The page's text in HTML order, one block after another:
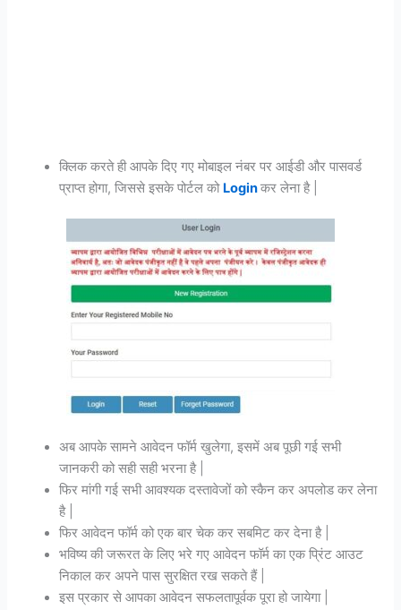
क्लिक करते ही आपके दिए गए मोबाइल नंबर पर आईडी और पासवर्ड
प्राप्त होगा, जिससे इसके पोर्टल को Loginकर लेना है |
अब आपके सामने आवेदन फॉर्म खुलेगा, इसमें अब पूछी गई सभी
जानकरी को सही सही भरना है |
फिर मांगी गई सभी आवश्यक दस्तावेजों को स्कैन कर अपलोड कर लेना
है |
फिर आवेदन फॉर्म को एक बार चेक कर सबमिट कर देना है |
भविष्य की जरूरत के लिए भरे गए आवेदन फॉर्म का एक प्रिंट आउट
निकाल कर अपने पास सुरक्षित रख सकते हैं |
इस प्रकार से आपका आवेदन सफलतापूर्वक पूरा हो जायेगा |